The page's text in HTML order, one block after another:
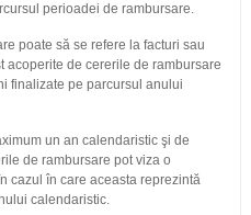
perioadei de rambursare.
poate să se refere la facturi sau
acoperite de cererile de rambursare
finalizate pe parcursul anului
un an calendaristic şi de
de rambursare pot viza o
cazul în care aceasta reprezintă
calendaristic.